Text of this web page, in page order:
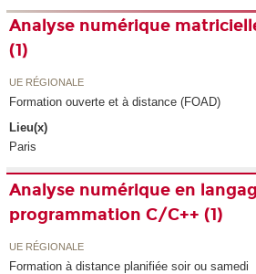
Analyse numérique
(1)
UE RÉGIONALE
Formation ouverte et à distance (FOAD)
Lieu(x)
Paris
Analyse numérique en
programmation C/C++ (1)
UE RÉGIONALE
Formation à distance planifiée soir ou samedi